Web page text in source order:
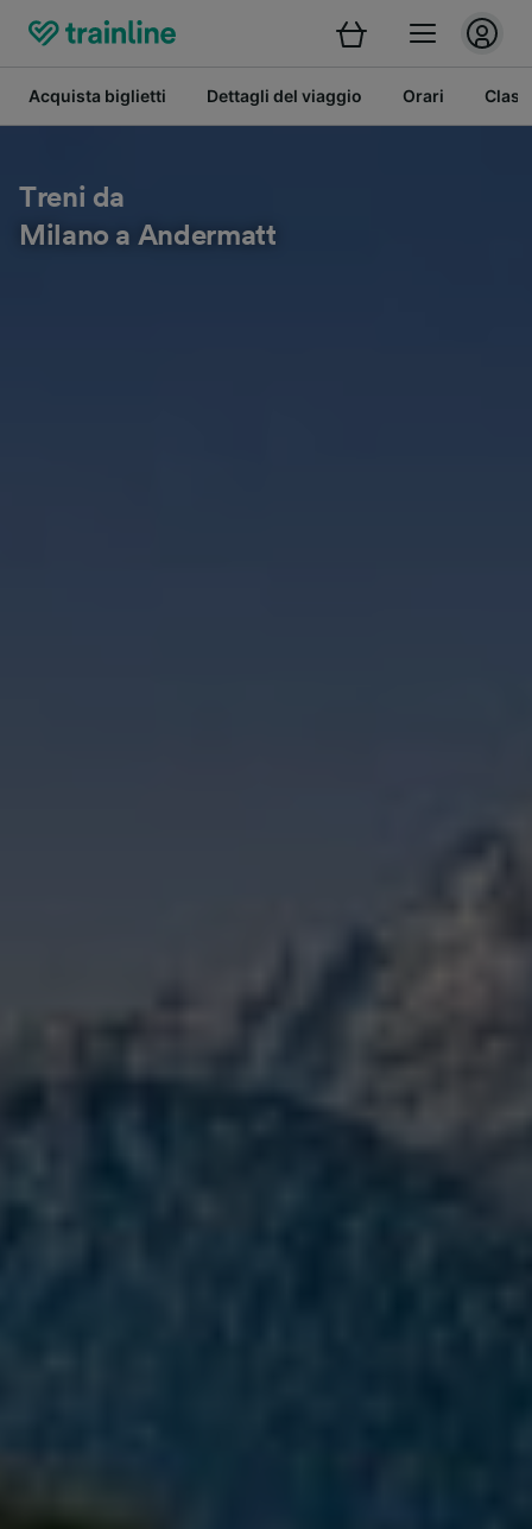
Acquista biglietti Dettagli del viaggio Orari
Treni da
Milano a Andermatt